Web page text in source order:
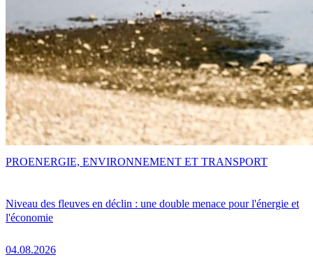
Niveau des fleuves en déclin : une double menace pour l'énergie et
l'économie
04.08.2026
PROENERGIE, ENVIRONNEMENT ET TRANSPORT